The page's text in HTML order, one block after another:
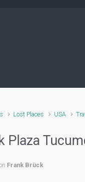
Lost Places USA
Plaza
Frank Brück